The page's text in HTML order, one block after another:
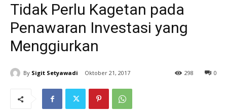
Tidak Perlu Kagetan pada
Penawaran Investasi yang
Menggiurkan
By Sigit Setyawadi Oktober 21, 2017 0
298